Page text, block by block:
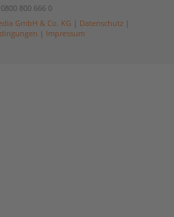
0800 800 666 0
GmbH & Co. KG Datenschutz|
Impressum